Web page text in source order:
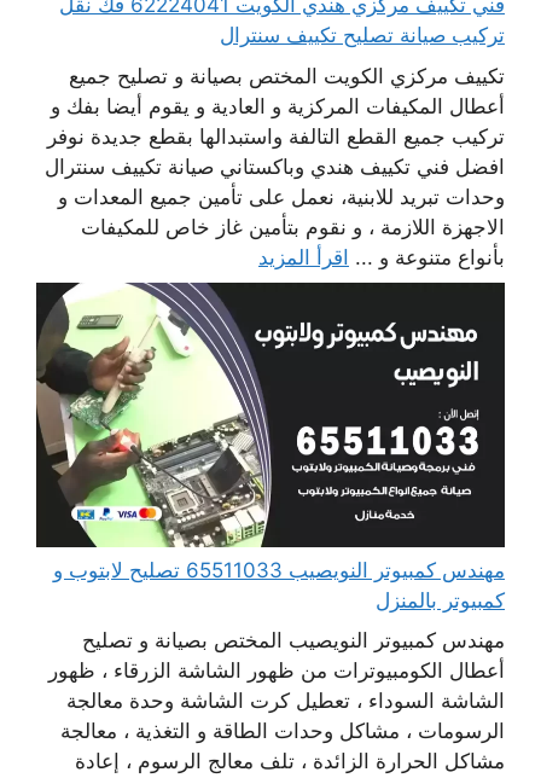
فني تكييف مركزي هندي الكويت 62224041 فك نقل
تركيب صيانة تصليح تكييف سنترال
تكييف مركزي الكويت المختص بصيانة و تصليح جميع
أعطال المكيفات المركزية و العادية و يقوم أيضا بفك و
تركيب جميع القطع التالفة واستبدالها بقطع جديدة نوفر
افضل فني تكييف هندي وباكستاني صيانة تكييف سنترال
وحدات تبريد للابنية، نعمل على تأمين جميع المعدات و
الاجهزة اللازمة ، و نقوم بتأمين غاز خاص للمكيفات
بأنواع متنوعة و ... اقرأ المزيد
مهندس كمبيوتر النويصيب 65511033 تصليح لابتوب و
كمبيوتر بالمنزل
مهندس كمبيوتر النويصيب المختص بصيانة و تصليح
أعطال الكومبيوترات من ظهور الشاشة الزرقاء ، ظهور
الشاشة السوداء ، تعطيل كرت الشاشة وحدة معالجة
الرسومات ، مشاكل وحدات الطاقة و التغذية ، معالجة
مشاكل الحرارة الزائدة ، تلف معالج الرسوم ، إعادة